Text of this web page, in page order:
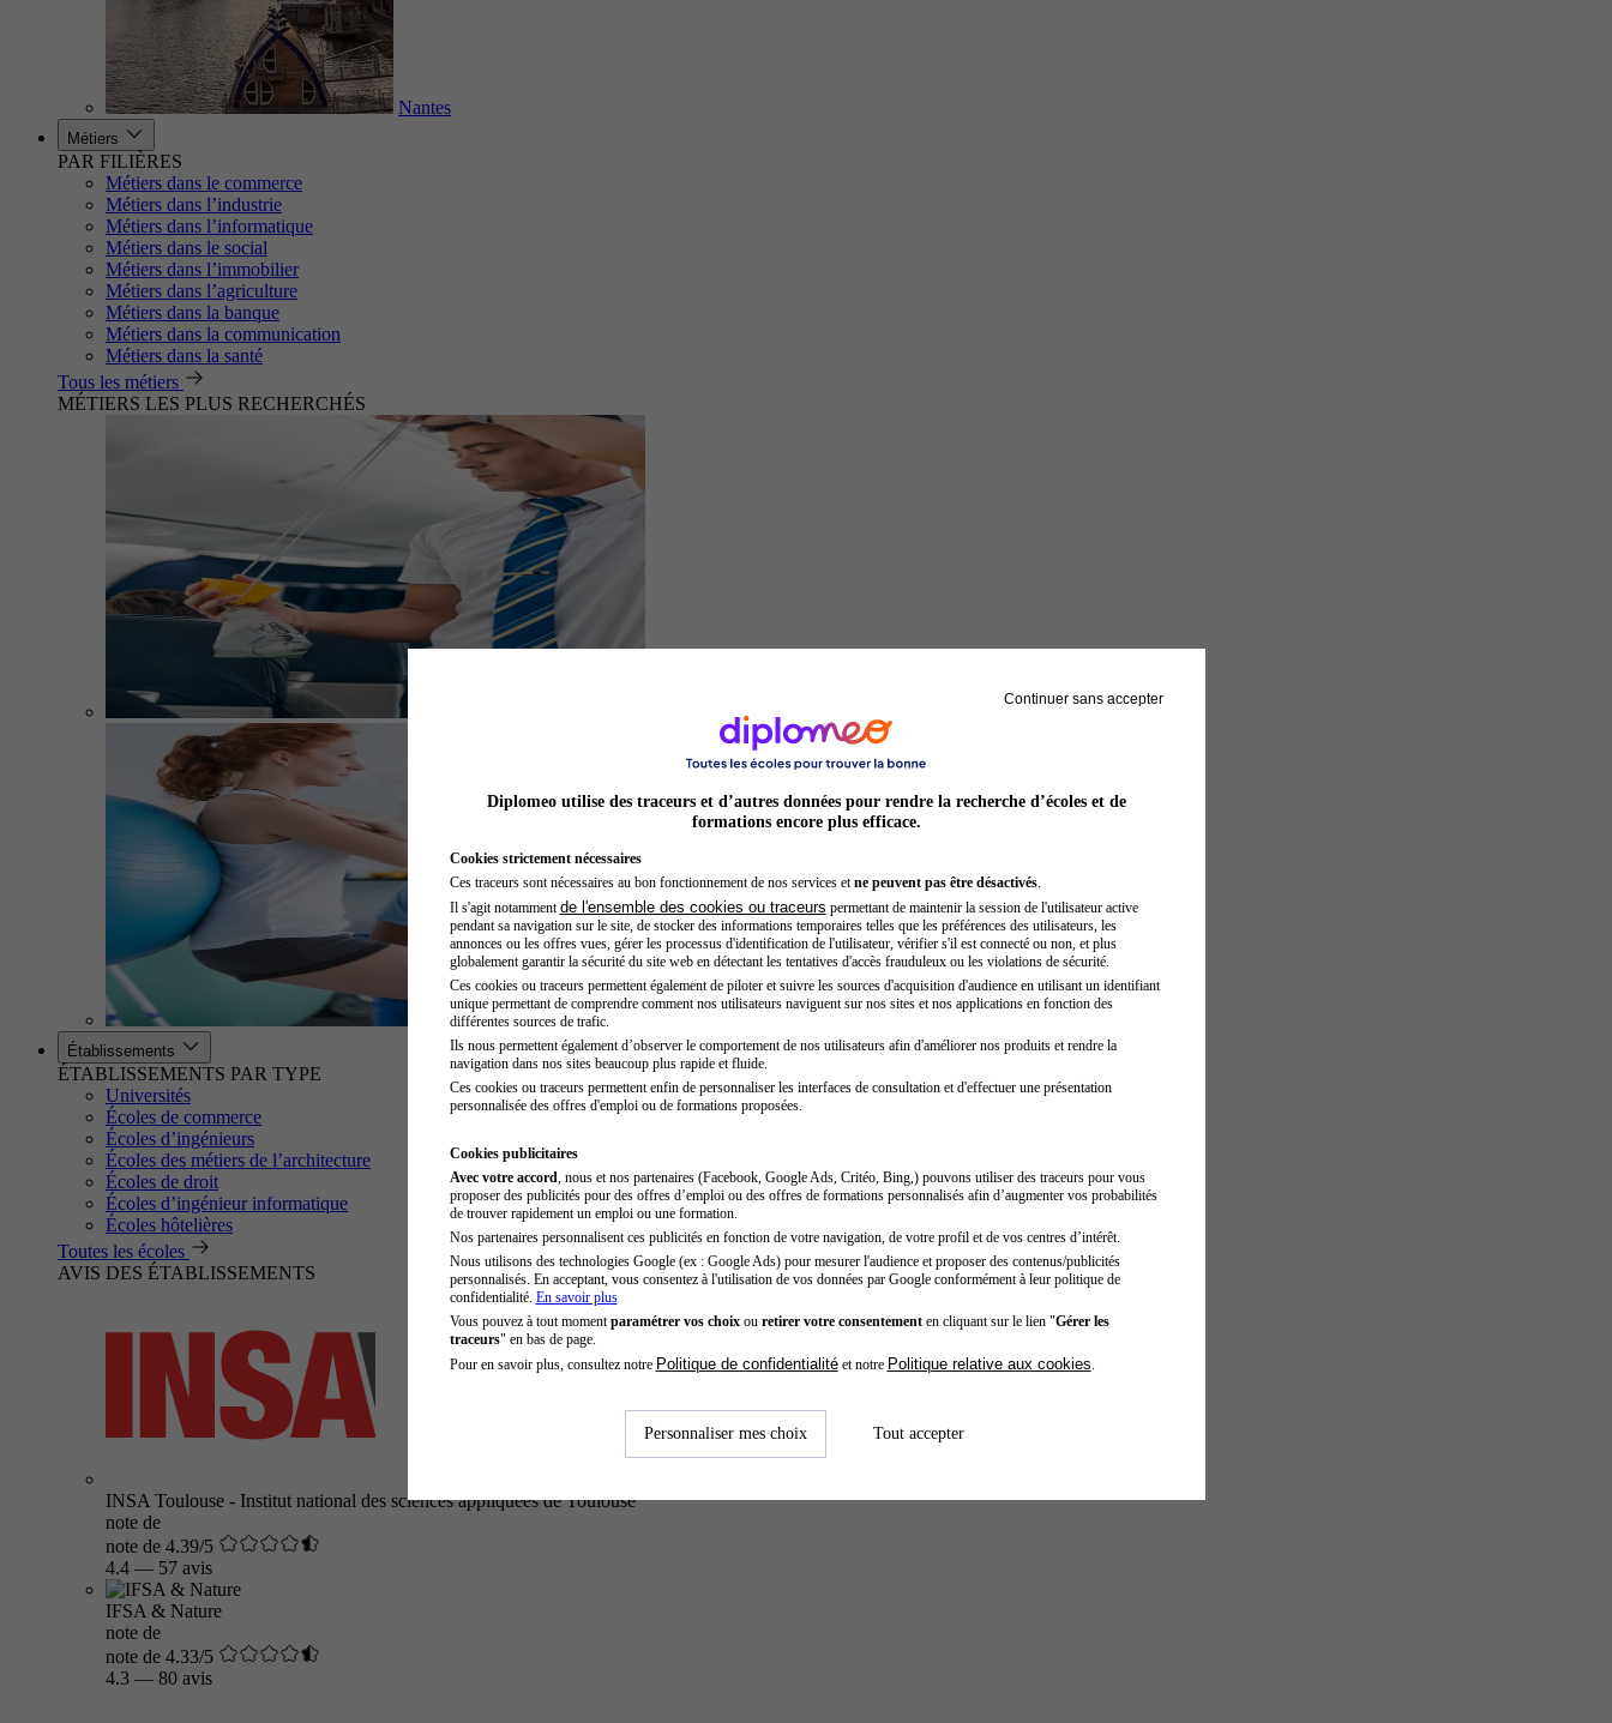
Nantes
Métiers
PAR FILIÈRES
Métiers dans le commerce
Métiers dans l’industrie
Métiers dans l’informatique
Métiers dans le social
Métiers dans l’immobilier
Métiers dans l’agriculture
Métiers dans la banque
Métiers dans la communication
Métiers dans la santé
Tous les métiers
MÉTIERS LES PLUS RECHERCHÉS
Hôtesse de l'air steward
Établissements
ÉTABLISSEMENTS PAR TYPE
Universités
Écoles de commerce
Écoles d’ingénieurs
Écoles des métiers de l’architecture
Écoles de droit
Écoles d’ingénieur informatique
Écoles hôtelières
Toutes les écoles
AVIS DES ÉTABLISSEMENTS
INSA Toulouse - Institut national des sciences appliquées de Toulouse
note de
note de 4.39/5
4.4 — 57 avis
IFSA & Nature
note de
note de 4.33/5
4.3 — 80 avis
Continuer sans accepter
Diplomeo utilise des traceurs et d’autres données pour rendre la recherche d’écoles et de
formations encore plus efficace.
Cookies strictement nécessaires
Ces traceurs sont nécessaires au bon fonctionnement de nos services et ne peuvent pas être désactivés.
Il s'agit notamment de l'ensemble des cookies ou traceurs permettant de maintenir la session de l'utilisateur active
pendant sa navigation sur le site, de stocker des informations temporaires telles que les préférences des utilisateurs, les
annonces ou les offres vues, gérer les processus d'identification de l'utilisateur, vérifier s'il est connecté ou non, et plus
globalement garantir la sécurité du site web en détectant les tentatives d'accès frauduleux ou les violations de sécurité.
Ces cookies ou traceurs permettent également de piloter et suivre les sources d'acquisition d'audience en utilisant un identifiant
unique permettant de comprendre comment nos utilisateurs naviguent sur nos sites et nos applications en fonction des
différentes sources de trafic.
Ils nous permettent également d’observer le comportement de nos utilisateurs afin d'améliorer nos produits et rendre la
navigation dans nos sites beaucoup plus rapide et fluide.
Ces cookies ou traceurs permettent enfin de personnaliser les interfaces de consultation et d'effectuer une présentation
personnalisée des offres d'emploi ou de formations proposées.
Cookies publicitaires
Avec votre accord , nous et nos partenaires (Facebook, Google Ads, Critéo, Bing,) pouvons utiliser des traceurs pour vous
proposer des publicités pour des offres d’emploi ou des offres de formations personnalisés afin d’augmenter vos probabilités
de trouver rapidement un emploi ou une formation.
Nos partenaires personnalisent ces publicités en fonction de votre navigation, de votre profil et de vos centres d’intérêt.
Nous utilisons des technologies Google (ex : Google Ads) pour mesurer l'audience et proposer des contenus/publicités
personnalisés. En acceptant, vous consentez à l'utilisation de vos données par Google conformément à leur politique de
confidentialité. En savoir plus
Vous pouvez à tout moment paramétrer vos choixou retirer votre consentementen cliquant sur le lien "Gérer les
traceurs" en bas de page.
Pour en savoir plus, consultez notre Politique de confidentialitéet notre Politique relative aux cookies
Personnaliser mes choix Tout accepter